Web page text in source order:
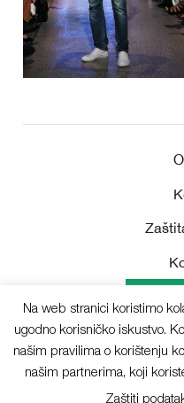
Sva prava
Na web stranici koristimo
ugodno korisničko iskustvo.
našim pravilima o korištenju
našim partnerima, koji
Zaštiti